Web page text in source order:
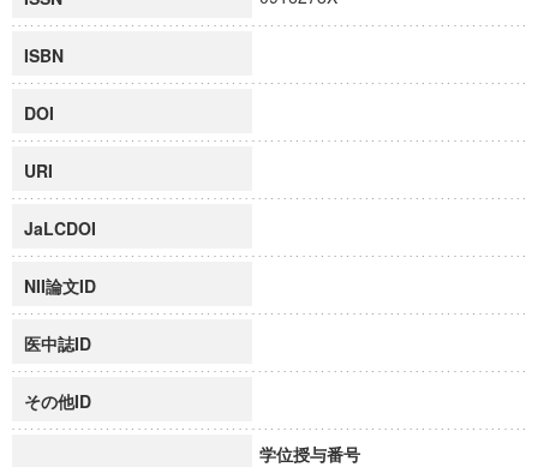
ISBN
DOI
URI
JaLCDOI
NII論文ID
医中誌ID
その他ID
学位授与番号